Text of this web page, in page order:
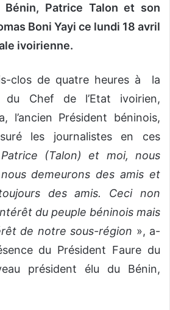
l
Patrice Talon et son
Boni Yayi ce lundi 18 avril
ivoirienne.
clos de quatre heures à la
du Chef de l’Etat ivoirien,
l’ancien Président béninois,
les journalistes en ces
(Talon) et moi, nous
demeurons des amis et
des amis. Ceci non
du peuple béninois mais
de notre sous-région », a-
du Président Faure du
président élu du Bénin,